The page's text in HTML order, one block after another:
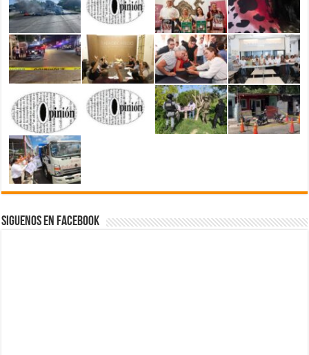
Siguenos en Facebook